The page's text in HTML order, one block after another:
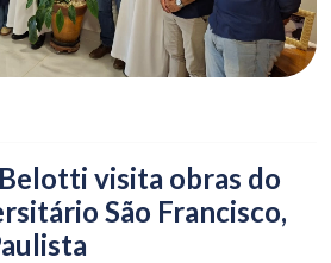
visita obras do
São Francisco,